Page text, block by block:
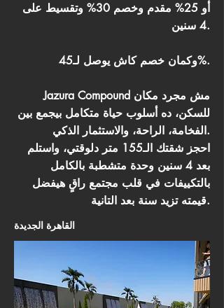
أو 25% مقدم وخصم 30% وتقسيط على
4 سنين.
وكمان خصم كاش يوصل لـ45%.
Jazura Compound مش مجرد مكان
للسكن، ده أسلوب حياة متكامل بيجمع بين
الفخامة، الراحة، والاستثمار الذكي.
احجز شقتك الـ155 متر دلوقتي، واستلم
بعد 4 سنين وحدة متشطبة بالكامل
بالتكييفات في قلب مجتمع راقٍ هيفضل
قيمته تزيد سنة بعد التانية.
القاهرة الجديدة